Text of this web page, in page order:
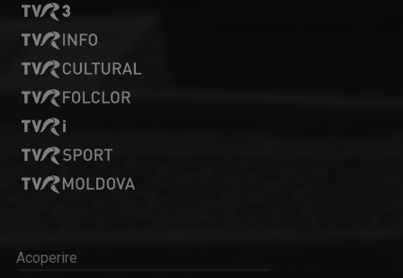
TELEJURNAL REGIONAL
Informații corecte și obiective, relatări în ...
OVIDIU MIHĂIUC
Prezintă emisiunea "Educația la Zi" și ...
Acoperire